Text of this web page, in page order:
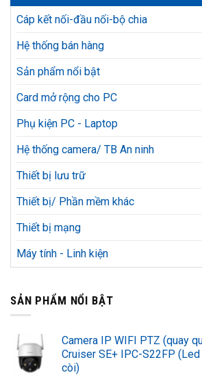
Cáp kết nối-đầu nối-bộ chia
Hệ thống bán hàng
Sản phẩm nổi bật
Card mở rộng cho PC
Phụ kiện PC - Laptop
Hệ thống camera/ TB An ninh
Thiết bị lưu trữ
Thiết bị/ Phần mềm khác
Thiết bị mạng
Máy tính - Linh kiện
SẢN PHẨM NỔI BẬT
Camera IP WIFI PTZ (quay
Cruiser SE+ IPC-S22FP
còi)